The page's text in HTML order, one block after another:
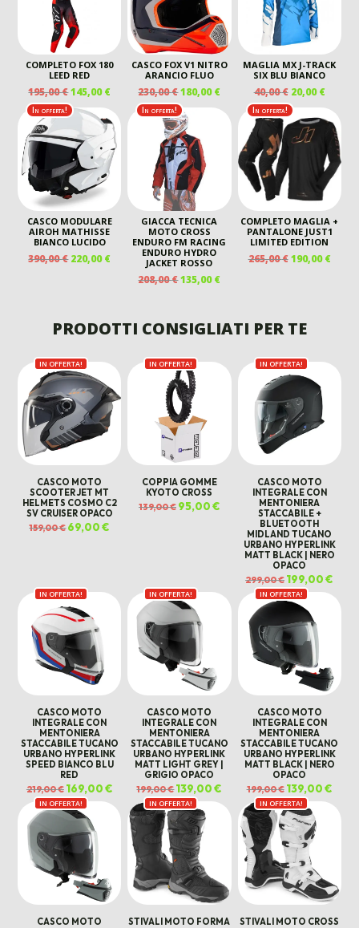
COMPLETO FOX 180
LEED RED
195,00€IL
PREZZO
ORIGINALE
ERA:
195,00 €.
145,00€IL
PREZZO
ATTUALE
È:
145,00 €.
CASCO FOX V1 NITRO
ARANCIO FLUO
230,00€IL
PREZZO
ORIGINALE
ERA:
230,00 €.
180,00€IL
PREZZO
ATTUALE
180,00 €.
MAGLIA MX J-TRACK
SIX BLU BIANCO
40,00€ IL
PREZZO
ORIGINALE
ERA:
40,00 €.
20,00€IL
È:
20,00
In offerta!
CASCO MODULARE
AIROH MATHISSE
BIANCO LUCIDO
390,00€ IL
220,00€IL
PREZZO
ATTUALE
In offerta!
GIACCA TECNICA
MOTO CROSS
ENDURO FM RACING
ENDURO HYDRO
JACKET ROSSO
208,00€IL
ERA:
208,00 €.
135,00€IL
È:
135,00 €.
In offerta!
COMPLETO MAGLIA +
PANTALONE JUST1
LIMITED EDITION
265,00€ IL
190,00€IL
PRODOTTI CONSIGLIATI PER TE
IN OFFERTA!
CASCO MOTO
SCOOTER JET MT
HELMETS COSMO C2
SV CRUISER OPACO
159,00€Il
prezzo
69,00€
IN OFFERTA!
COPPIA GOMME
KYOTO CROSS
139,00€ Il
prezzo
95,00€Il
prezzo
95,00 €.
IN OFFERTA!
CASCO MOTO
INTEGRALE CON
MENTONIERA
STACCABILE +
BLUETOOTH
MIDLAND TUCANO
URBANO HYPERLINK
MATT BLACK | NERO
OPACO
299,00€ Il
prezzo
originale
era:
299,00 €.
199,00€
è:
IN OFFERTA!
CASCO MOTO
INTEGRALE CON
MENTONIERA
STACCABILE TUCANO
URBANO HYPERLINK
SPEED BIANCO BLU
RED
219,00€ Il
prezzo
originale
era:
219,00 €.
169,00€Il
prezzo
attuale
è:
169,00 €.
IN OFFERTA!
CASCO MOTO
INTEGRALE CON
MENTONIERA
STACCABILE TUCANO
URBANO HYPERLINK
MATT LIGHT GREY |
GRIGIO OPACO
199,00€Il
prezzo
originale
era:
199,00 €.
139,00€
prezzo
attuale
è:
139,00 €.
IN OFFERTA!
CASCO MOTO
INTEGRALE CON
MENTONIERA
STACCABILE TUCANO
URBANO HYPERLINK
MATT BLACK | NERO
OPACO
199,00€ Il
prezzo
originale
era:
199,00 €.
139,00€Il
è:
IN OFFERTA!
CASCO MOTO
IN OFFERTA!
STIVALI MOTO FORMA
IN OFFERTA!
STIVALI MOTO CROSS